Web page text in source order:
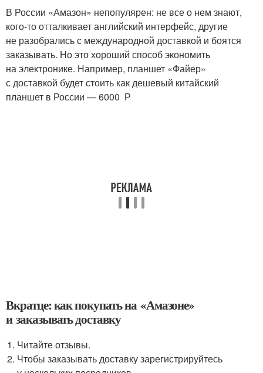
В России «Амазон» непопулярен: не все о нем знают,
кого-то отталкивает английский интерфейс, другие
не разобрались с международной доставкой и боятся
заказывать. Но это хороший способ экономить
на электронике. Например, планшет «Файер»
с доставкой будет стоить как дешевый китайский
планшет в России — 6000 Р
Вкратце: как покупать на «Амазоне»
и заказывать доставку
Читайте отзывы.
Чтобы заказывать доставку зарегистрируйтесь